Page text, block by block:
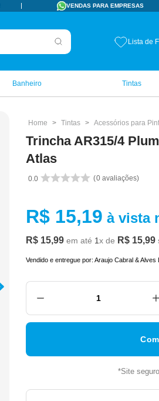
VENDAS PARA EMPRESAS
Lista de
Banheiro Tintas
Tintas Acessórios para
Trincha AR315/4
Atlas
0.0 0 avaliações
R$ 15,19 à vista
R$ 15,99 em até 1x de R$ 15,99
Vendido e entregue por:Araujo Cabral & Alves
*Site